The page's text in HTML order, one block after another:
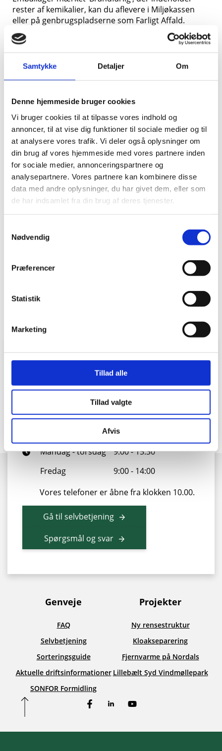
Samtykke Detaljer Om
Denne hjemmeside bruger cookies
Vi bruger cookies til at tilpasse vores indhold og
annoncer, til at vise dig funktioner til sociale medier og til
at analysere vores trafik. Vi deler også oplysninger om
din brug af vores hjemmeside med vores partnere inden
for sociale medier, annonceringspartnere og
analysepartnere. Vores partnere kan kombinere disse
data med andre oplysninger, du har givet dem, eller som
de har indsamlet fra din brug af deres tjenester.
Nødvendig
Præferencer
Statistik
Marketing
Tillad alle
Tillad valgte
Afvis
rester af kemikalier, kan du aflevere i Miljøkassen
eller på genbrugspladserne som Farligt Affald.
HUSK at du altid skal aflevere brandfarlige væsker,
så personalet tydeligt kan se, hvad det er. Hvis du
f.eks. har terpentinrester i et glas, kan du sætte en
mærkat på glasset og skrive ‘terpentin’ på. På den
måde kan vi sikre, at kemikalierne bliver behandlet
Vær opmærksom på
OBS:Du kan ikke aflevere Farligt Affald på
genbrugspladsen uden for den bemandede åbningstid
forsvarligt af specialuddannet personale på et
Kontakt vores kundeservice
88 43 53 00
Mandag - torsdag
9:00 - 15:30
Fredag
9:00 - 14:00
Vores telefoner er åbne fra klokken 10.00.
Gå til selvbetjening
Spørgsmål og svar
Genveje
FAQ
Selvbetjening
Sorteringsguide
Aktuelle driftsinformationer
SONFOR Formidling
Projekter
Ny rensestruktur
Kloakseparering
Fjernvarme på Nordals
Lillebælt Syd Vindmøllepark
FacebookLinkedInYouTube